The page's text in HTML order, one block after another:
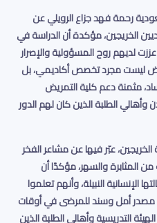
رحمة فهد جزاع الرويلي عن
الخريجين، مؤكدة أن الدراسة في
عززت لديهم روح المسؤولية والإصرار
ليست مجرد تخصص أكاديمي، بل
مثمنة دعم كلية التمريض
وأهالي الطلبة الذين كان لهم الدور
عبّر فيها عن مشاعر الفخر
المثابرة والسهر، مؤكدًا أن
الإنسانية النبيلة، وأنهم تعلموا
مصدر أمل وسند للمرضى في أوقات
التدريسية وأهالي الطلبة الذين